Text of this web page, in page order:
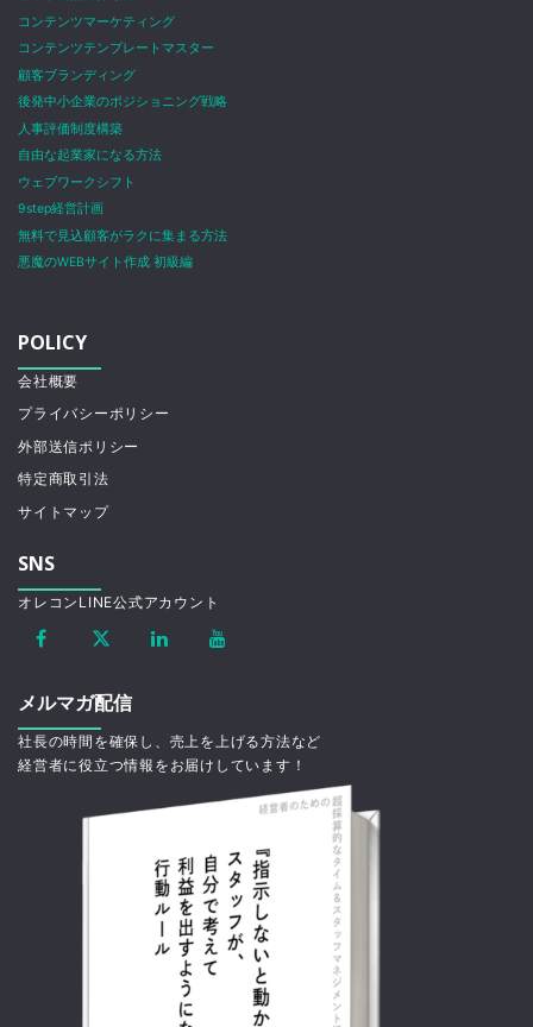
コンテンツマーケティング
コンテンツテンプレートマスター
顧客ブランディング
後発中小企業のポジショニング戦略
人事評価制度構築
自由な起業家になる方法
ウェブワークシフト
9step経営計画
無料で見込顧客がラクに集まる方法
悪魔のWEBサイト作成 初級編
POLICY
会社概要
プライバシーポリシー
外部送信ポリシー
特定商取引法
サイトマップ
SNS
オレコンLINE公式アカウント
メルマガ配信
社長の時間を確保し、売上を上げる方法など
経営者に役立つ情報をお届けしています！